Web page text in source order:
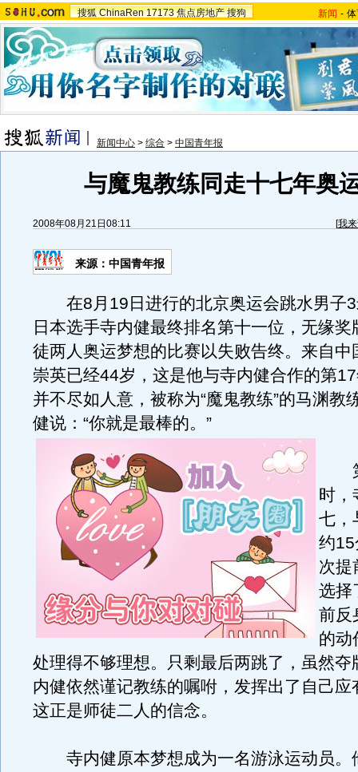
搜狐 ChinaRen 17173 焦点房地产 搜狗 新闻 -
新闻中心 > 综合 > 中国青年报
与魔鬼教练同走十七年奥
2008年08月21日08:11 [我
来源：中国青年报
在8月19日进行的北京奥运会跳水男子3
日本选手寺内健最终排名第十一位，无缘奖
徒两人奥运梦想的比赛以失败告终。来自中
崇英已经44岁，这是他与寺内健合作的第
并不尽如人意，被称为“魔鬼教练”的马渊教
健说：“你就是最棒的。 ”
第
时，
七，
约
次提
选择
前反
的动
处理得不够理想。只剩最后两跳了，虽然夺
内健依然谨记教练的嘱咐，发挥出了自己
这正是师徒二人的信念。
寺内健原本梦想成为一名游泳运动员。